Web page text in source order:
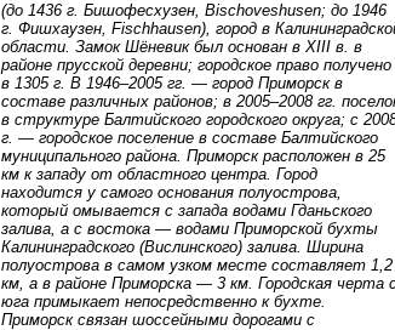
(до 1436 г. Бишофесхузен, Bischoveshusen; до 1946
г. Фишхаузен, Fischhausen), город в
области. Замок Шёневик был основан в ХIII в. в
районе прусской деревни; городское право получено
в 1305 г. В 1946–2005 гг. — город Приморск в
составе различных районов; в 2005–2008 гг.
в структуре Балтийского городского округа; с
г. — городское поселение в составе Балтийского
муниципального района. Приморск расположен в 25
км к западу от областного центра. Город
находится у самого основания полуострова,
который омывается с запада водами Гданьского
залива, а с востока — водами Приморской бухты
Калининградского (Вислинского) залива. Ширина
полуострова в самом узком месте составляет 1,2
км, а в районе Приморска — 3 км. Городская черта
юга примыкает непосредственно к бухте.
Приморск связан шоссейными дорогами с